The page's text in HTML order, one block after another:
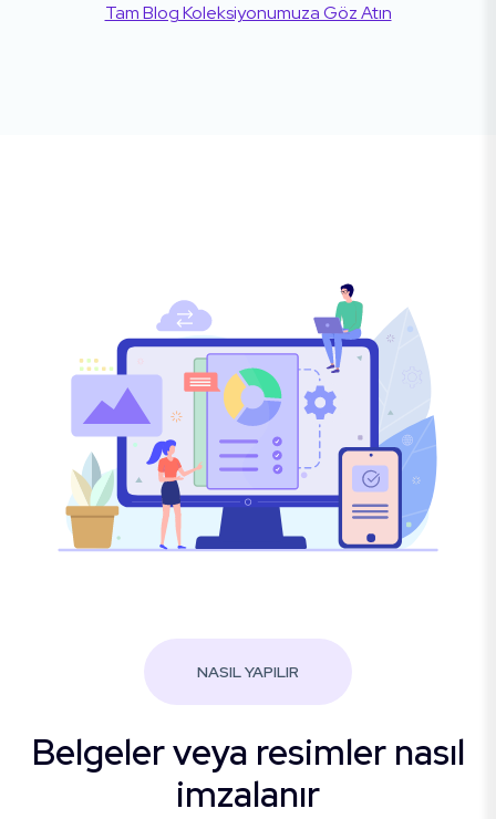
Tam Blog Koleksiyonumuza Göz Atın
NASIL YAPILIR
Belgeler veya resimler nasıl
imzalanır